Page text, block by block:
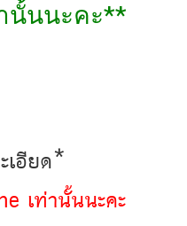
นั้นนะคะ**
เอียด*
เท่านั้นนะคะ